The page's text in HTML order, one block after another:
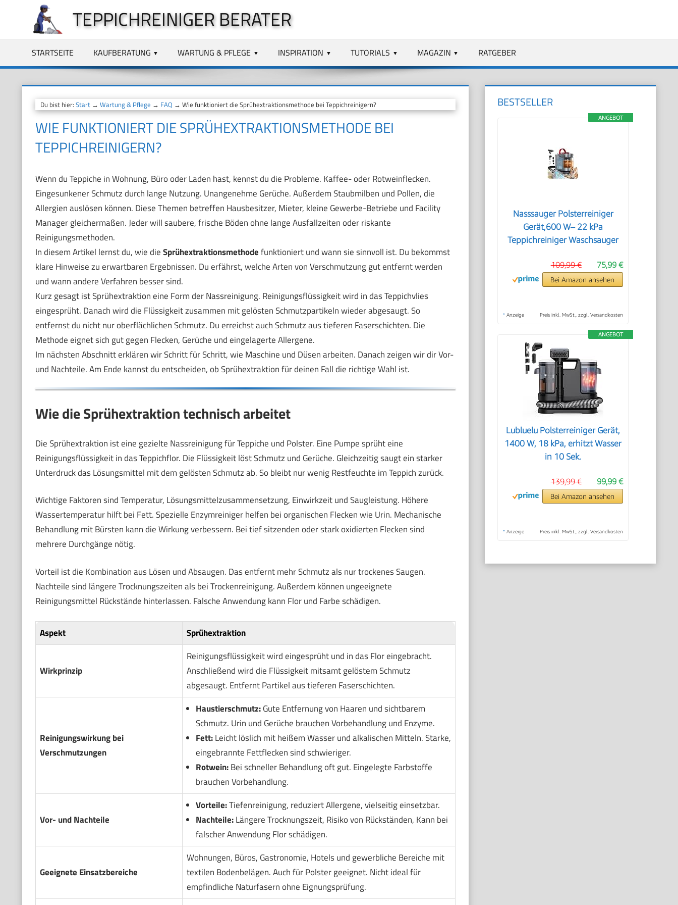
springen
TEPPICHREINIGER BERATER
STARTSEITE KAUFBERATUNG WARTUNG & PFLEGE INSPIRATION TUTORIALS MAGAZIN RATGEBER
Du bist hier: Start→ Wartung & Pflege → FAQ → Wie funktioniert die Sprühextraktionsmethode bei Teppichreinigern?
WIE FUNKTIONIERT DIE SPRÜHEXTRAKTIONSMETHODE BEI
TEPPICHREINIGERN?
Wenn du Teppiche in Wohnung, Büro oder Laden hast, kennst du die Probleme. Kaffee- oder Rotweinflecken.
Eingesunkener Schmutz durch lange Nutzung. Unangenehme Gerüche. Außerdem Staubmilben und Pollen, die
Allergien auslösen können. Diese Themen betreffen Hausbesitzer, Mieter, kleine Gewerbe-Betriebe und Facility
Manager gleichermaßen. Jeder will saubere, frische Böden ohne lange Ausfallzeiten oder riskante
Reinigungsmethoden.
In diesem Artikel lernst du, wie dieSprühextraktionsmethodefunktioniert und wann sie sinnvoll ist. Du bekommst
klare Hinweise zu erwartbaren Ergebnissen. Du erfährst, welche Arten von Verschmutzung gut entfernt werden
und wann andere Verfahren besser sind.
Kurz gesagt ist Sprühextraktion eine Form der Nassreinigung. Reinigungsflüssigkeit wird in das Teppichvlies
eingesprüht. Danach wird die Flüssigkeit zusammen mit gelösten Schmutzpartikeln wieder abgesaugt. So
entfernst du nicht nur oberflächlichen Schmutz. Du erreichst auch Schmutz aus tieferen Faserschichten. Die
Methode eignet sich gut gegen Flecken, Gerüche und eingelagerte Allergene.
Im nächsten Abschnitt erklären wir Schritt für Schritt, wie Maschine und Düsen arbeiten. Danach zeigen wir dir Vor-
und Nachteile. Am Ende kannst du entscheiden, ob Sprühextraktion für deinen Fall die richtige Wahl ist.
Wie die Sprühextraktion technisch arbeitet
Die Sprühextraktion ist eine gezielte Nassreinigung für Teppiche und Polster. Eine Pumpe sprüht eine
Reinigungsflüssigkeit in das Teppichflor. Die Flüssigkeit löst Schmutz und Gerüche. Gleichzeitig saugt ein starker
Unterdruck das Lösungsmittel mit dem gelösten Schmutz ab. So bleibt nur wenig Restfeuchte im Teppich zurück.
Wichtige Faktoren sind Temperatur, Lösungsmittelzusammensetzung, Einwirkzeit und Saugleistung. Höhere
Wassertemperatur hilft bei Fett. Spezielle Enzymreiniger helfen bei organischen Flecken wie Urin. Mechanische
Behandlung mit Bürsten kann die Wirkung verbessern. Bei tief sitzenden oder stark oxidierten Flecken sind
mehrere Durchgänge nötig.
Vorteil ist die Kombination aus Lösen und Absaugen. Das entfernt mehr Schmutz als nur trockenes Saugen.
Nachteile sind längere Trocknungszeiten als bei Trockenreinigung. Außerdem können ungeeignete
Reinigungsmittel Rückstände hinterlassen. Falsche Anwendung kann Flor und Farbe schädigen.
Aspekt Sprühextraktion
Wirkprinzip
Reinigungsflüssigkeit wird eingesprüht und in das Flor eingebracht.
Anschließend wird die Flüssigkeit mitsamt gelöstem Schmutz
abgesaugt. Entfernt Partikel aus tieferen Faserschichten.
Reinigungswirkung bei
Verschmutzungen
Haustierschmutz:Gute Entfernung von Haaren und sichtbarem
Schmutz. Urin und Gerüche brauchen Vorbehandlung und Enzyme.
Fett:Leicht löslich mit heißem Wasser und alkalischen Mitteln. Starke,
eingebrannte Fettflecken sind schwieriger.
Rotwein:Bei schneller Behandlung oft gut. Eingelegte Farbstoffe
brauchen Vorbehandlung.
Vor- und Nachteile
Vorteile:Tiefenreinigung, reduziert Allergene, vielseitig einsetzbar.
Nachteile:Längere Trocknungszeit, Risiko von Rückständen, Kann bei
falscher Anwendung Flor schädigen.
Geeignete Einsatzbereiche
Wohnungen, Büros, Gastronomie, Hotels und gewerbliche Bereiche mit
textilen Bodenbelägen. Auch für Polster geeignet. Nicht ideal für
empfindliche Naturfasern ohne Eignungsprüfung.
BESTSELLER
ANGEBOT
Nasssauger Polsterreiniger
Gerät,600 W– 22 kPa
Teppichreiniger Waschsauger
75,99 €
109,99 €
Bei Amazon ansehen
* Anzeige Preis inkl. MwSt., zzgl. Versandkosten
ANGEBOT
Lubluelu Polsterreiniger Gerät,
1400 W, 18 kPa, erhitzt Wasser
in 10 Sek.
99,99 €
139,99 €
Bei Amazon ansehen
* Anzeige Preis inkl. MwSt., zzgl. Versandkosten